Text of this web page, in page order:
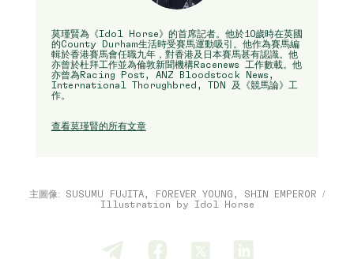
莫瑾賢為《Idol Horse》的首席記者。他於10歲時在英國
的County Durham生活時受賽馬運動吸引。他作為賽馬編
輯於香港賽馬會任職九年，對香港及日本賽馬甚有認識。他
亦曾於杜拜工作並為倫敦新聞機構Racenews 工作數載。他
亦曾為Racing Post, ANZ Bloodstock News,
International Thorughbred, TDN 及《競馬論》工
作。
查看莫瑾賢的所有文章
主圖像: SUSUMU FUJITA, FOREVER YOUNG, SHIN EMPEROR /
Illustration by Idol Horse